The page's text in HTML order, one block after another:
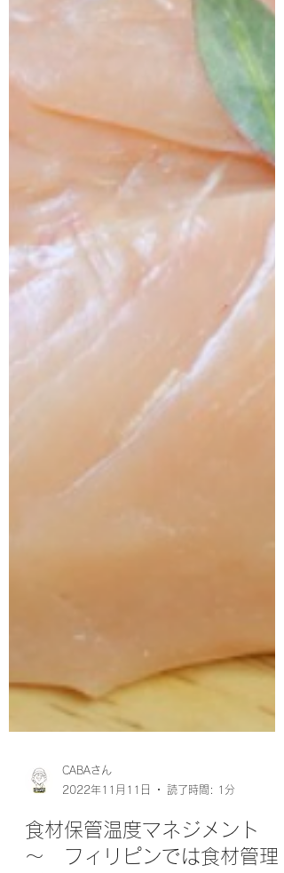
CABAさん
2022年11月11日
読了時間: 1分